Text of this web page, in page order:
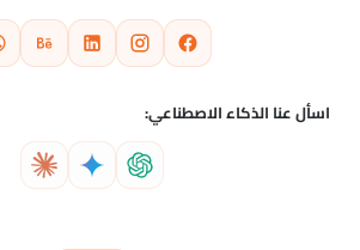
اسأل عنا الذكاء الاصطناعي: